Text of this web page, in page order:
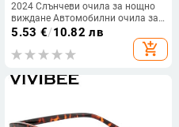
2024 Слънчеви очила за нощно
виждане Автомобилни очила за
нощно шофиране Шофьорски
очила Унисекс Слънчеви очила
UV защита Слънчеви очила
5.53 €/10.82 лв
add_shopping_cart